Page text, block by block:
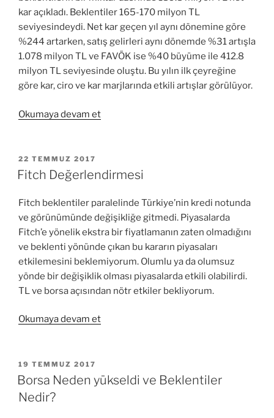
kar açıkladı. Beklentiler 165-170 milyon TL
seviyesindeydi. Net kar geçen yıl aynı dönemine göre
%244 artarken, satış gelirleri aynı dönemde %31 artışla
1.078 milyon TL ve FAVÖK ise %40 büyüme ile 412.8
milyon TL seviyesinde oluştu. Bu yılın ilk çeyreğine
göre kar, ciro ve kar marjlarında etkili artışlar görülüyor.
Okumaya devam et“TAVHL
–
Havalimanları”
YAYIM
TARIHI
22 TEMMUZ 2017
Fitch Değerlendirmesi
Fitch beklentiler paralelinde Türkiye’nin kredi notunda
ve görünümünde değişikliğe gitmedi. Piyasalarda
Fitch’e yönelik ekstra bir fiyatlamanın zaten olmadığını
ve beklenti yönünde çıkan bu kararın piyasaları
etkilemesini beklemiyorum. Olumlu ya da olumsuz
yönde bir değişiklik olması piyasalarda etkili olabilirdi.
TL ve borsa açısından nötr etkiler bekliyorum.
Okumaya devam et“Fitch
YAYIM
TARIHI
19 TEMMUZ 2017
Borsa Neden yükseldi ve Beklentiler
Nedir?